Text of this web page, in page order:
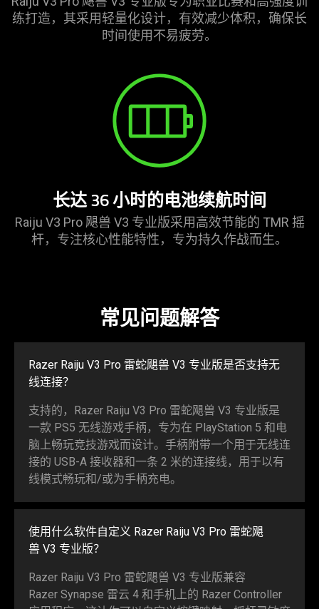
练打造，其采用轻量化设计，有效减少体积，确保长
时间使用不易疲劳。
长达 36 小时的电池续航时间
Raiju V3 Pro 飓兽 V3 专业版采用高效节能的 TMR 摇
杆，专注核心性能特性，专为持久作战而生。
常见问题解答
Razer Raiju V3 Pro 雷蛇飓兽 V3 专业版是否支持无
线连接？
支持的，Razer Raiju V3 Pro 雷蛇飓兽 V3 专业版是
一款 PS5 无线游戏手柄，专为在 PlayStation 5 和电
脑上畅玩竞技游戏而设计。手柄附带一个用于无线连
接的 USB-A 接收器和一条 2 米的连接线，用于以有
线模式畅玩和/或为手柄充电。
使用什么软件自定义 Razer Raiju V3 Pro 雷蛇飓
兽 V3 专业版？
Razer Raiju V3 Pro 雷蛇飓兽 V3 专业版兼容
Razer Synapse 雷云 4 和手机上的 Razer Controller